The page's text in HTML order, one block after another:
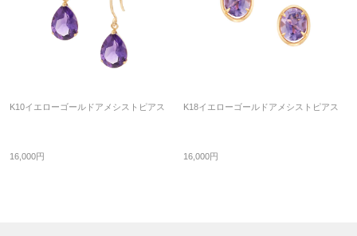
K10イエローゴールドアメシストピアス
16,000円
K18イエローゴールドアメシストピアス
16,000円